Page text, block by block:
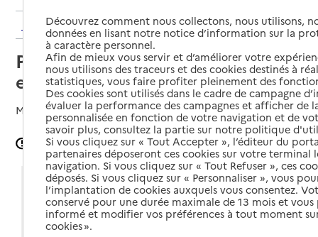
Retour aux résultats de l'annuaire
Point Info Séniors - Centre Social
et Culturel du Pays Ségali
Mis à jour le02/05/2024
Signaler une erreur
Coordonnées
Adresse
35 avenue de la Gare
12800-Naucelle
Découvrez comment nous collectons, nous utilisons,
données en lisant notre notice d’information sur la
à caractère personnel.
Afin de mieux vous servir et d’améliorer votre
nous utilisons des traceurs et des cookies destinés à
statistiques, vous faire profiter pleinement des
Des cookies sont utilisés dans le cadre de campagne
évaluer la performance des campagnes et afficher de
personnalisée en fonction de votre navigation et de
savoir plus, consultez la partie sur notre politique
Si vous cliquez sur « Tout Accepter », l’éditeur du
partenaires déposeront ces cookies sur votre terminal
navigation. Si vous cliquez sur « Tout Refuser », ces
déposés. Si vous cliquez sur « Personnaliser », vous
l’implantation de cookies auxquels vous consentez.
conservé pour une durée maximale de 13 mois et
informé et modifier vos préférences à tout moment
cookies ».